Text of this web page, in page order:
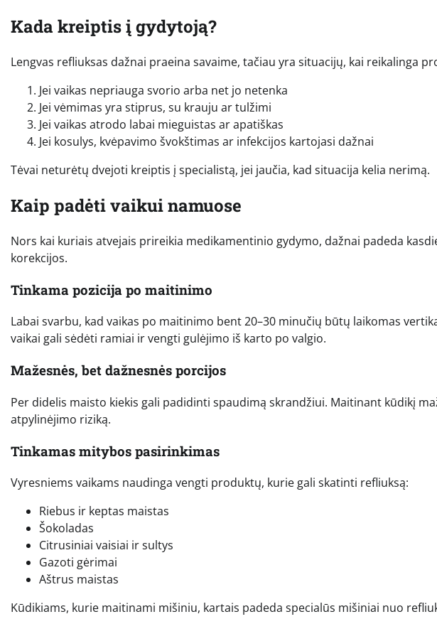
Kada kreiptis į gydytoją?
Lengvas refliuksas dažnai praeina savaime, tačiau yra situacijų, kai reikalinga
Jei vaikas nepriauga svorio arba net jo netenka
Jei vėmimas yra stiprus, su krauju ar tulžimi
Jei vaikas atrodo labai mieguistas ar apatiškas
Jei kosulys, kvėpavimo švokštimas ar infekcijos kartojasi dažnai
Tėvai neturėtų dvejoti kreiptis į specialistą, jei jaučia, kad situacija kelia nerimą.
Kaip padėti vaikui namuose
Nors kai kuriais atvejais prireikia medikamentinio gydymo, dažnai padeda
korekcijos.
Tinkama pozicija po maitinimo
Labai svarbu, kad vaikas po maitinimo bent 20–30 minučių būtų laikomas
vaikai gali sėdėti ramiai ir vengti gulėjimo iš karto po valgio.
Mažesnės, bet dažnesnės porcijos
Per didelis maisto kiekis gali padidinti spaudimą skrandžiui. Maitinant kūdikį
atpylinėjimo riziką.
Tinkamas mitybos pasirinkimas
Vyresniems vaikams naudinga vengti produktų, kurie gali skatinti refliuksą:
Riebus ir keptas maistas
Šokoladas
Citrusiniai vaisiai ir sultys
Gazoti gėrimai
Aštrus maistas
Kūdikiams, kurie maitinami mišiniu, kartais padeda specialūs mišiniai nuo